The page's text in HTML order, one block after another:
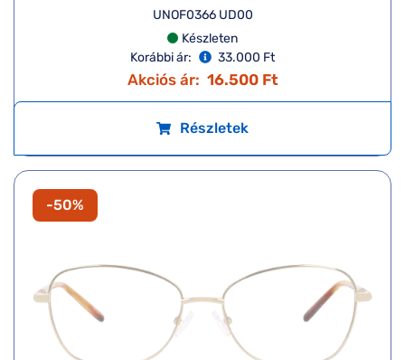
UNOF0366 UD00
Készleten
Korábbi ár:
33.000 Ft
Akciós ár: 16.500 Ft
Részletek
-50%